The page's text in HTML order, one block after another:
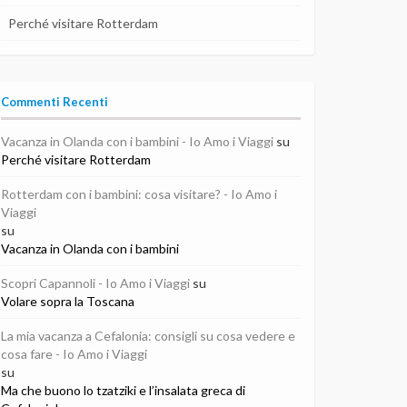
Perché visitare Rotterdam
Commenti Recenti
Vacanza in Olanda con i bambini - Io Amo i Viaggi su
Perché visitare Rotterdam
Rotterdam con i bambini: cosa visitare? - Io Amo i
Viaggi
su
Vacanza in Olanda con i bambini
Scopri Capannoli - Io Amo i Viaggi su
Volare sopra la Toscana
La mia vacanza a Cefalonia: consigli su cosa vedere e
cosa fare - Io Amo i Viaggi
su
Ma che buono lo tzatziki e l’insalata greca di